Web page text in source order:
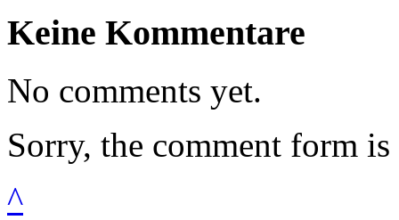
Keine Kommentare
No comments yet.
Sorry, the comment form
^